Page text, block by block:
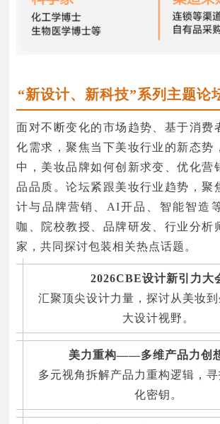
“新设计、新科技”系列主题论
面对不断变化的市场趋势、基于消费
化需求，聚焦当下美妆行业的新态势
中，美妆品牌如何创新求变、优化营
品品质。论坛紧跟美妆行业趋势，聚
计与品牌营销、AI开品、智能智造
咖、院校教授、品牌研发、行业分析
家，共同探讨包装相关热点话题。
2026CBE设计新引力大
汇聚顶尖设计力量，探讨从美妆
大设计视野。
美力重构——多维产品力创
多元视角拆解产品力重构逻辑，
化密钥。